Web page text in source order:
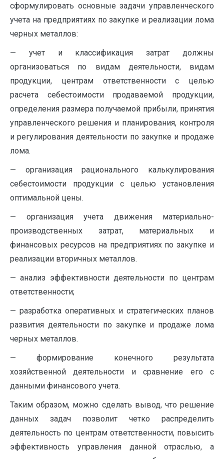
сформулировать основные задачи управленческого
учета на предприятиях по закупке и реализации лома
черных металлов:
— учет и классификация затрат должны
организоваться по видам деятельности, видам
продукции, центрам ответственности с целью
расчета себестоимости продаваемой продукции,
определения размера получаемой прибыли, принятия
управленческого решения и планирования, контроля
и регулирования деятельности по закупке и продаже
лома.
— организация рационального калькулирования
себестоимости продукции с целью установления
оптимальной цены.
— организация учета движения материально-
производственных затрат, материальных и
финансовых ресурсов на предприятиях по закупке и
реализации вторичных металлов.
— анализ эффективности деятельности по центрам
ответственности;
— разработка оперативных и стратегических планов
развития деятельности по закупке и продаже лома
черных металлов.
— формирование конечного результата
хозяйственной деятельности и сравнение его с
данными финансового учета.
Таким образом, можно сделать вывод, что решение
данных задач позволит четко распределить
деятельность по центрам ответственности, повысить
эффективность управления данной отраслью, а